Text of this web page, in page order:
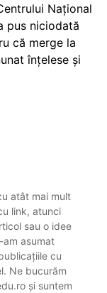
Național
pus niciodată
că merge la
înțelese și
atât mai mult
link, atunci
sau o idee
am asumat
cu
Ne bucurăm
și suntem